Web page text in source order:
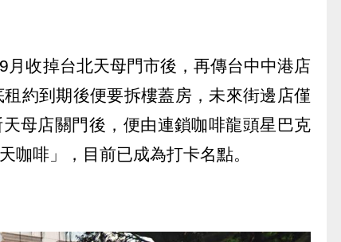
月收掉台北天母門市後，再傳台中中港店
約到期後便要拆樓蓋房，未來街邊店僅
母店關門後，便由連鎖咖啡龍頭星巴克
咖啡」，目前已成為打卡名點。